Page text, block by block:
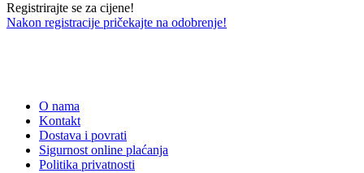
Registrirajte se za cijene!
Nakon registracije pričekajte na odobrenje!
O nama
Kontakt
Dostava i povrati
Sigurnost online plaćanja
Politika privatnosti